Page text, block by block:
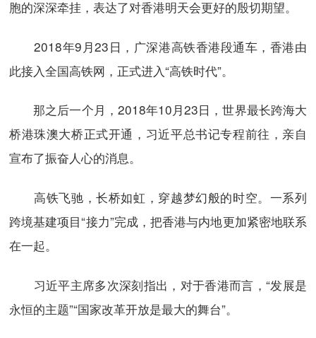
胞的深深牵挂，表达了对香港明天会更好的殷切期望。
2018年9月23日，广深港高铁香港段通车，香港由
此接入全国高铁网，正式进入“高铁时代”。
那之后一个月，2018年10月23日，世界最长跨海大
桥港珠澳大桥正式开通，习近平总书记专程前往，亲自
宣布了振奋人心的消息。
高铁飞驰，长桥如虹，穿越梦幻般的时空。一系列
跨境基建项目“接力”完成，把香港与内地更加紧密地联系
在一起。
习近平主席多次深刻指出，对于香港而言，“发展是
永恒的主题”“国家改革开放是最大的舞台”。